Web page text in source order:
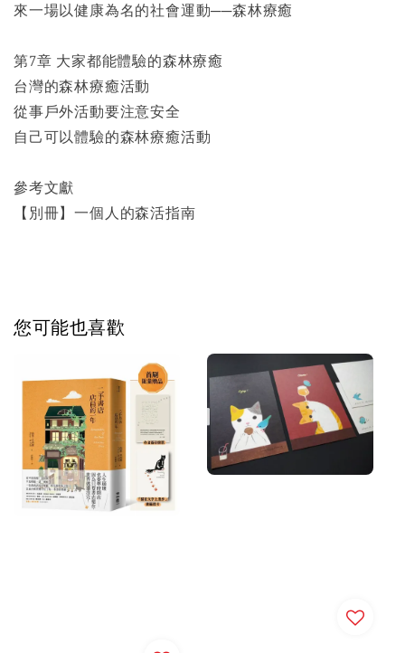
來一場以健康為名的社會運動──森林療癒
第7章 大家都能體驗的森林療癒
台灣的森林療癒活動
從事戶外活動要注意安全
自己可以體驗的森林療癒活動
參考文獻
【別冊】一個人的森活指南
您可能也喜歡